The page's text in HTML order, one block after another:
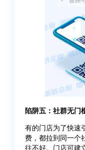
陷阱五：社群无门
有的门店为了快速
费，都拉到同一个
往不好。门店可建